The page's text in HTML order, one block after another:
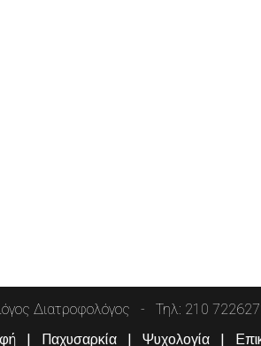
Διατροφολόγος Τηλ: 210
Παχυσαρκία Ψυχολογία